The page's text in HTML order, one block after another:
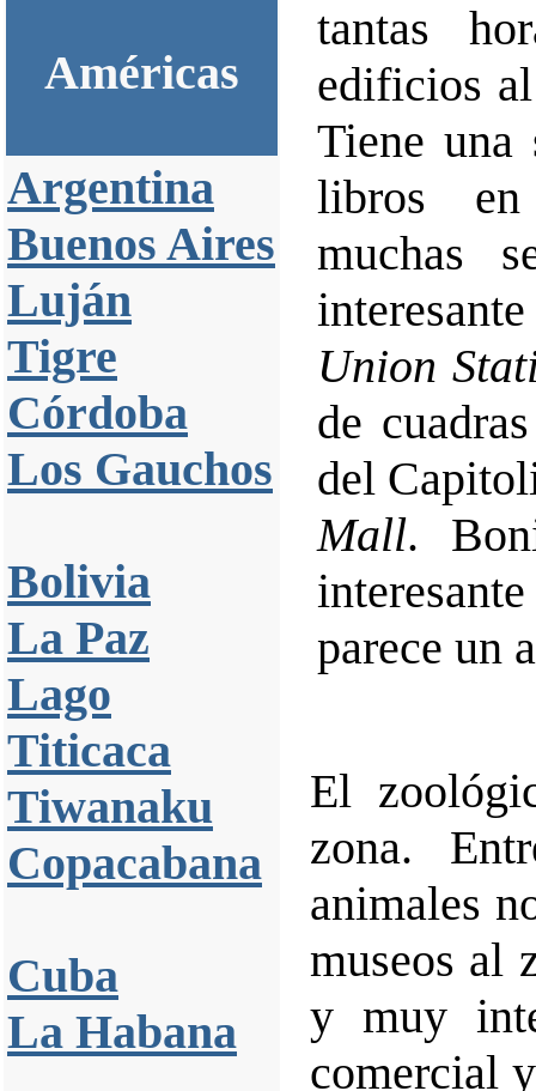
Américas
Argentina
Buenos Aires
Luján
Tigre
Córdoba
Los Gauchos
Bolivia
La Paz
Lago
Titicaca
Tiwanaku
Copacabana
Cuba
La Habana
tantas
edificios
Tiene una
libros
muchas
Union
de
del
Mall.
parece un
El
zona.
animales
museos al
y muy
comercial